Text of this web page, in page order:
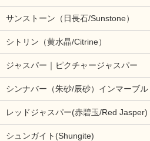
サンストーン（日長石/Sunstone）
シトリン（黄水晶/Citrine）
ジャスパー｜ピクチャージャスパー
シンナバー（朱砂/辰砂）インマーブル
レッドジャスパー(赤碧玉/Red Jasper)
シュンガイト(Shungite)